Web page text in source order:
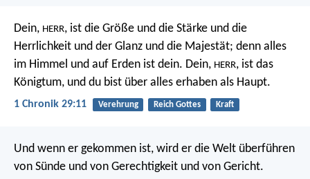
Dein, HERR, ist die Größe und die Stärke und die
Herrlichkeit und der Glanz und die Majestät; denn alles
im Himmel und auf Erden ist dein. Dein, HERR, ist das
Königtum, und du bist über alles erhaben als Haupt.
1 Chronik 29:11 Verehrung Reich Gottes Kraft
Und wenn er gekommen ist, wird er die Welt überführen
von Sünde und von Gerechtigkeit und von Gericht.